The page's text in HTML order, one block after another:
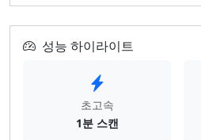
성능 하이라이트
초고속
1분 스캔